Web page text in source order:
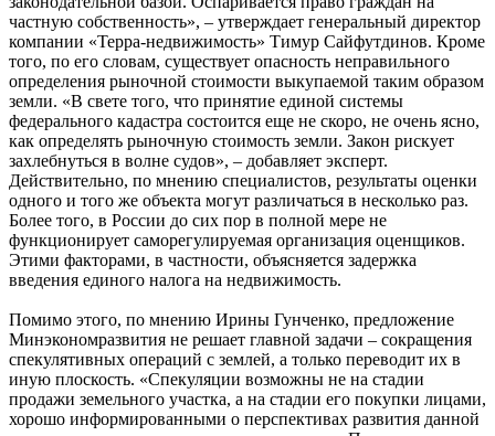
частную собственность», – утверждает генеральный директор
компании «Терра-недвижимость» Тимур Сайфутдинов. Кроме
того, по его словам, существует опасность неправильного
определения рыночной стоимости выкупаемой таким образом
земли. «В свете того, что принятие единой системы
федерального кадастра состоится еще не скоро, не очень ясно,
как определять рыночную стоимость земли. Закон рискует
захлебнуться в волне судов», – добавляет эксперт.
Действительно, по мнению специалистов, результаты оценки
одного и того же объекта могут различаться в несколько раз.
Более того, в России до сих пор в полной мере не
функционирует саморегулируемая организация оценщиков.
Этими факторами, в частности, объясняется задержка
введения единого налога на недвижимость.
Помимо этого, по мнению Ирины Гунченко, предложение
Минэкономразвития не решает главной задачи – сокращения
спекулятивных операций с землей, а только переводит их в
иную плоскость. «Спекуляции возможны не на стадии
продажи земельного участка, а на стадии его покупки лицами,
хорошо информированными о перспективах развития данной